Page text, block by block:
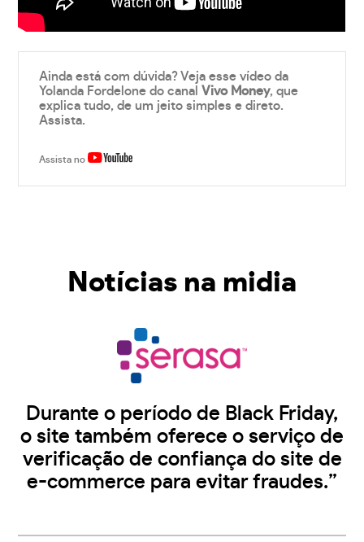
Ainda está com dúvida? Veja esse vídeo da
Yolanda Fordelone do canalVivo Money, que
explica tudo, de um jeito simples e direto.
Assista.
Assista no
Notícias na midia
Durante o período de Black Friday,
o site também oferece o serviço de
verificação de confiança do site de
e-commerce para evitar fraudes.”